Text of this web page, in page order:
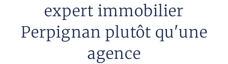
expert immobilier
Perpignan plutôt qu'une
agence